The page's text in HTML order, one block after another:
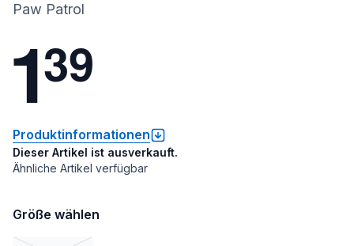
Paw Patrol
139
Produktinformationen
Dieser Artikel ist ausverkauft.
Ähnliche Artikel verfügbar
Größe wählen